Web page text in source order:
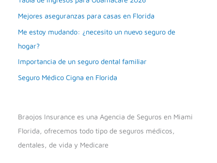
Mejores aseguranzas para casas en Florida
Me estoy mudando: ¿necesito un nuevo seguro de
hogar?
Importancia de un seguro dental familiar
Seguro Médico Cigna en Florida
Braojos Insurance es una Agencia de Seguros en Miami
Florida, ofrecemos todo tipo de seguros médicos,
dentales, de vida y Medicare